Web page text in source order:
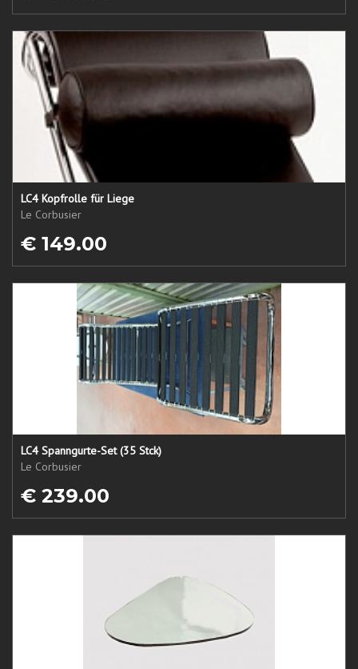
LC4 Kopfrolle für Liege
Le Corbusier
€ 149.00
LC4 Spanngurte-Set (35 Stck)
Le Corbusier
€ 239.00